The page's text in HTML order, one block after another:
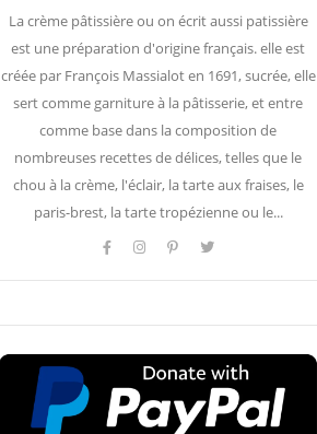
La crème pâtissière ou on écrit aussi patissière
est une préparation d'origine français. elle est
créée par François Massialot en 1691, sucrée, elle
sert comme garniture à la pâtisserie, et entre
comme base dans la composition de
nombreuses recettes de délices, telles que le
chou à la crème, l'éclair, la tarte aux fraises, le
paris-brest, la tarte tropézienne ou le...